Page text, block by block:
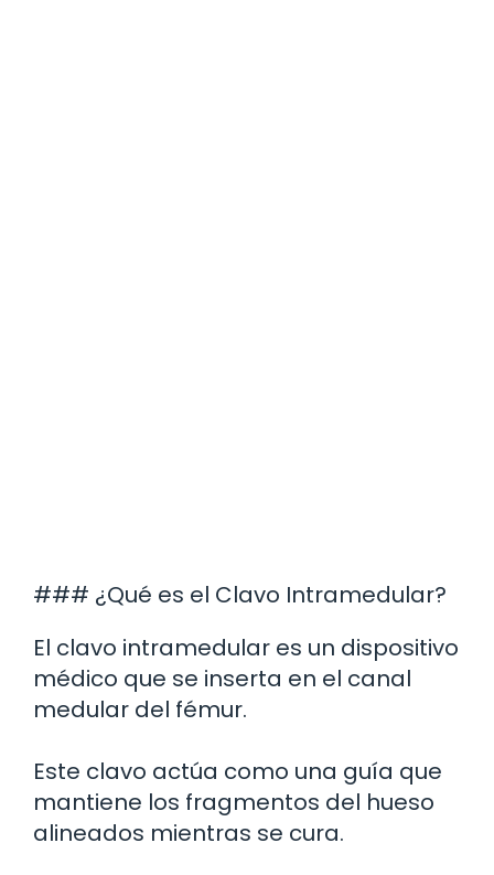
### ¿Qué es el Clavo Intramedular?
El clavo intramedular es un dispositivo
médico que se inserta en el canal
medular del fémur.
Este clavo actúa como una guía que
mantiene los fragmentos del hueso
alineados mientras se cura.